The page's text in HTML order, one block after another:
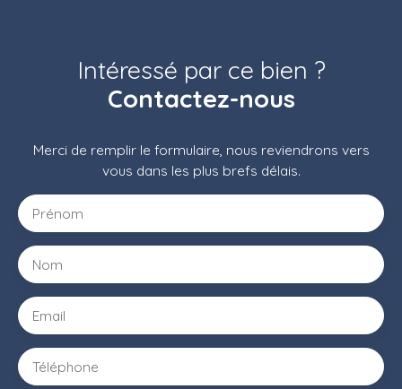
Intéressé par ce bien ?
Contactez-nous
Merci de remplir le formulaire, nous reviendrons vers
vous dans les plus brefs délais.
Prénom
Nom
Email
Téléphone